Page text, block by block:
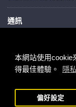
本網站使用cookie
得最佳體驗。
隱
偏好設定
通訊
版權所有